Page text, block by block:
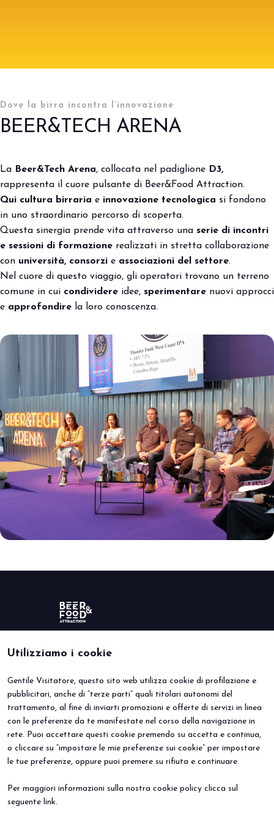
AREA RISERVATA VISITATORI
person
IT
BIRRA
Beer&Tech Arena: scopri,
homearrow_rightlayout espositivo
Dove la birra incontra l’innovazione
BEER&TECH ARENA
La Beer&Tech Arena, collocata nel padiglione D3,
rappresenta il cuore pulsante di Beer&Food Attraction.
Qui cultura birraria e innovazione tecnologica si fondono
in uno straordinario percorso di scoperta.
Questa sinergia prende vita attraverso una serie di incontri
e sessioni di formazione realizzati in stretta collaborazione
con università, consorzi e associazioni del settore.
Nel cuore di questo viaggio, gli operatori trovano un terreno
comune in cui condividere idee, sperimentare nuovi approcci
e approfondire la loro conoscenza.
Utilizziamo i cookie
Gentile Visitatore, questo sito web utilizza cookie di profilazione e
pubblicitari, anche di “terze parti” quali titolari autonomi del
trattamento, al fine di inviarti promozioni e offerte di servizi in linea
con le preferenze da te manifestate nel corso della navigazione in
rete. Puoi accettare questi cookie premendo su accetta e continua,
o cliccare su “impostare le mie preferenze sui cookie” per impostare
le tue preferenze, oppure puoi premere su rifiuta e continuare.
Per maggiori informazioni sulla nostra cookie policy clicca sul
seguente link.
BEER&FOOD ATTRACTION
Edizione 2027
Settori espositivi
Contatti
VISITA
Perché visitare
Info utili
Area riservata
ESPONI
Perché esporre
Prenota il tuo stand
EVENTI
Eventi e progetti speciali